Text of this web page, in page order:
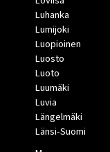
Luhanka
Lumijoki
Luopioinen
Luosto
Luoto
Luumäki
Luvia
Längelmäki
Länsi-Suomi